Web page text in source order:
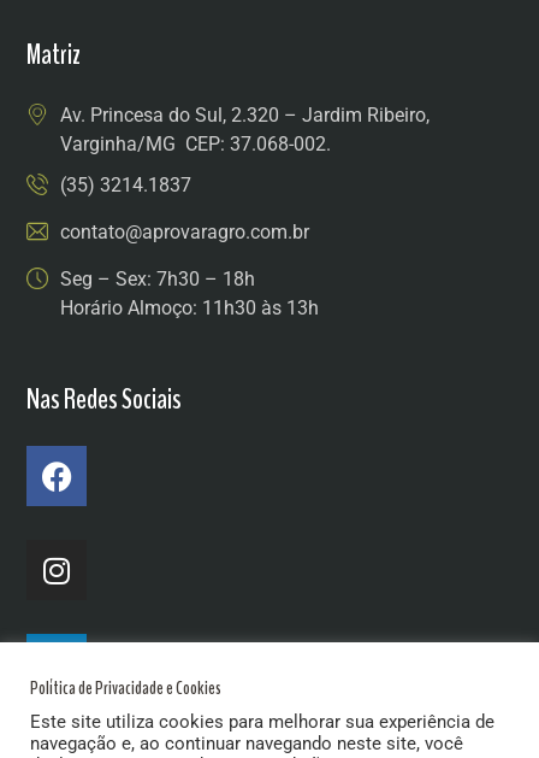
Matriz
Av. Princesa do Sul, 2.320 – Jardim Ribeiro,
Varginha/MG CEP: 37.068-002.
(35) 3214.1837
contato@aprovaragro.com.br
Seg – Sex: 7h30 – 18h
Horário Almoço: 11h30 às 13h
Nas Redes Sociais
Política de Privacidade e Cookies
Este site utiliza cookies para melhorar sua experiência de
navegação e, ao continuar navegando neste site, você